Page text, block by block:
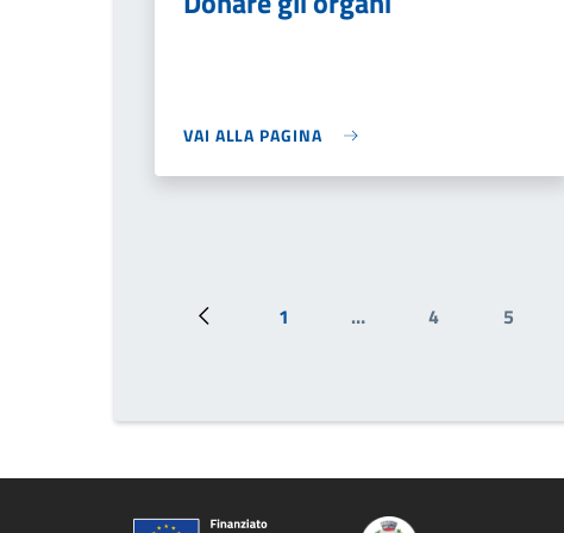
VAI ALLA PAGINA
Pagina precedente
Prima pagina
1 …
Pagina
4
Pagina
5